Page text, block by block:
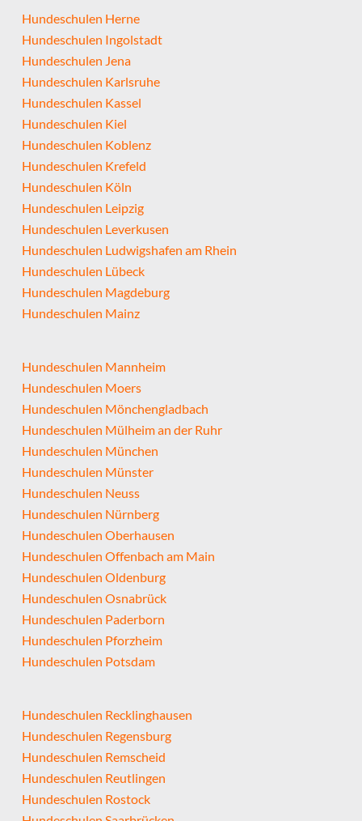
Hundeschulen Herne
Hundeschulen Ingolstadt
Hundeschulen Jena
Hundeschulen Karlsruhe
Hundeschulen Kassel
Hundeschulen Kiel
Hundeschulen Koblenz
Hundeschulen Krefeld
Hundeschulen Köln
Hundeschulen Leipzig
Hundeschulen Leverkusen
Hundeschulen Ludwigshafen am Rhein
Hundeschulen Lübeck
Hundeschulen Magdeburg
Hundeschulen Mainz
Hundeschulen Mannheim
Hundeschulen Moers
Hundeschulen Mönchengladbach
Hundeschulen Mülheim an der Ruhr
Hundeschulen München
Hundeschulen Münster
Hundeschulen Neuss
Hundeschulen Nürnberg
Hundeschulen Oberhausen
Hundeschulen Offenbach am Main
Hundeschulen Oldenburg
Hundeschulen Osnabrück
Hundeschulen Paderborn
Hundeschulen Pforzheim
Hundeschulen Potsdam
Hundeschulen Recklinghausen
Hundeschulen Regensburg
Hundeschulen Remscheid
Hundeschulen Reutlingen
Hundeschulen Rostock